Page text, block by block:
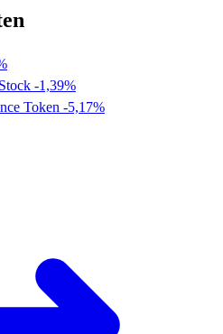
-1,39%
Token -5,17%